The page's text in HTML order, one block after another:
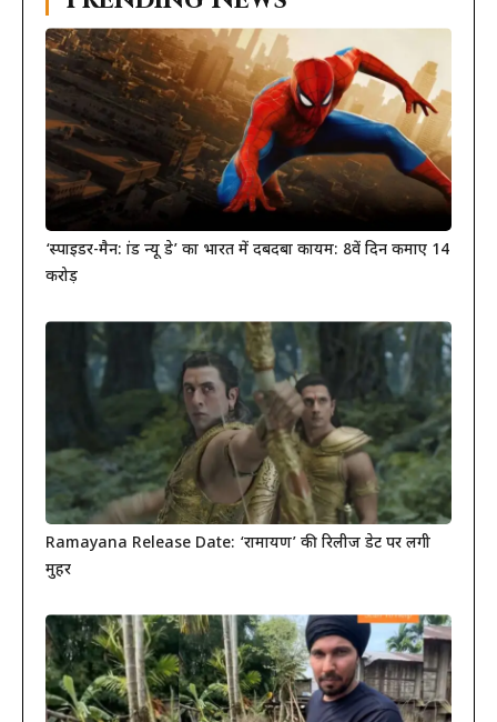
‘स्पाइडर-मैन: ब्रांड न्यू डे’ का भारत में दबदबा कायम: 8वें दिन कमाए 14
करोड़
Ramayana Release Date: ‘रामायण’ की रिलीज डेट पर लगी
मुहर